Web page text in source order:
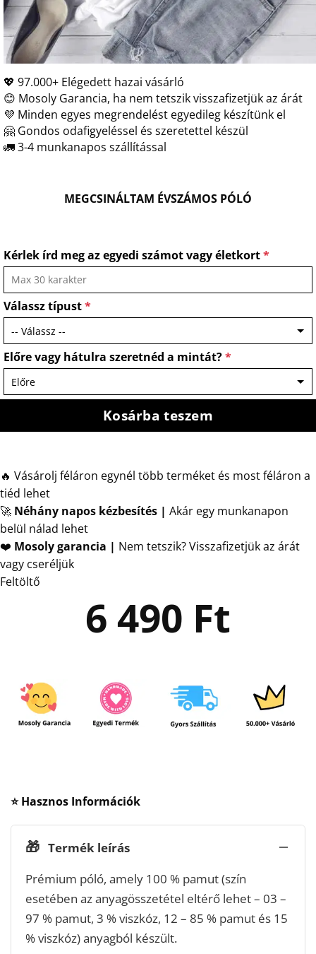
💖 97.000+ Elégedett hazai vásárló
😊 Mosoly Garancia, ha nem tetszik visszafizetjük az árát
💜 Minden egyes megrendelést egyedileg készítünk el
🤗 Gondos odafigyeléssel és szeretettel készül
🚛 3-4 munkanapos szállítással
MEGCSINÁLTAM ÉVSZÁMOS PÓLÓ
Kérlek írd meg az egyedi számot vagy életkort*
Válassz típust*
Előre vagy hátulra szeretnéd a mintát?*
Kosárba teszem
🔥 Vásárolj féláron egynél több terméket és most féláron a
tiéd lehet
🚀 Néhány napos kézbesítés | Akár egy munkanapon
belül nálad lehet
❤️ Mosoly garancia | Nem tetszik? Visszafizetjük az árát
vagy cseréljük
Feltöltő
6 490 Ft
⭐ Hasznos Információk
🎁 Termék leírás
Prémium póló, amely 100 % pamut (szín
esetében az anyagösszetétel eltérő lehet – 03 –
97 % pamut, 3 % viszkóz, 12 – 85 % pamut és 15
% viszkóz) anyagból készült.